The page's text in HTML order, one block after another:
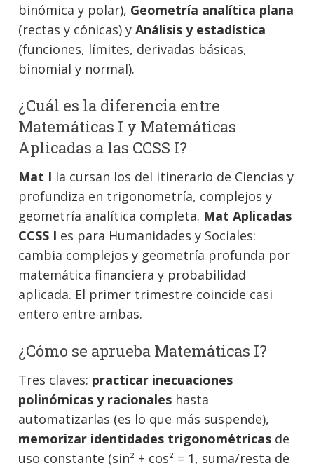
binómica y polar), Geometría analítica plana
(rectas y cónicas) yAnálisis y estadística
(funciones, límites, derivadas básicas,
binomial y normal).
¿Cuál es la diferencia entre
Matemáticas I y Matemáticas
Aplicadas a las CCSS I?
Mat I la cursan los del itinerario de Ciencias y
profundiza en trigonometría, complejos y
geometría analítica completa. Mat Aplicadas
CCSS I es para Humanidades y Sociales:
cambia complejos y geometría profunda por
matemática financiera y probabilidad
aplicada. El primer trimestre coincide casi
entero entre ambas.
¿Cómo se aprueba Matemáticas I?
Tres claves: practicar inecuaciones
polinómicas y racionales hasta
automatizarlas (es lo que más suspende),
memorizar identidades trigonométricas de
uso constante (sin² + cos² = 1, suma/resta de